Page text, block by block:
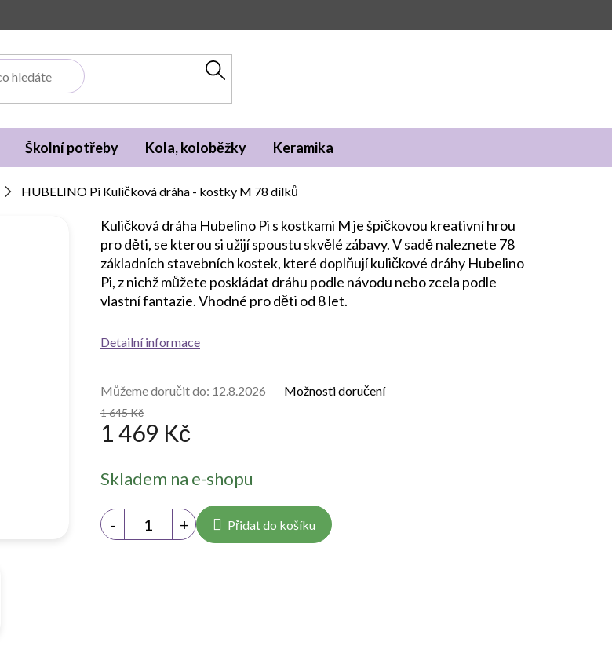
Školní potřeby Kola, koloběžky Keramika
HUBELINO Pi Kuličková dráha - kostky M 78 dílků
1 645 Kč
1 469 Kč
cena:
Skladem na e-shopu
Můžeme doručit do: 12.8.2026 Možnosti doručení
Přidat do košíku
Kuličková dráha Hubelino Pi s kostkami M je špičkovou kreativní hrou
pro děti, se kterou si užijí spoustu skvělé zábavy. V sadě naleznete 78
základních stavebních kostek, které doplňují kuličkové dráhy Hubelino
Pi, z nichž můžete poskládat dráhu podle návodu nebo zcela podle
vlastní fantazie. Vhodné pro děti od 8 let.
Detailní informace